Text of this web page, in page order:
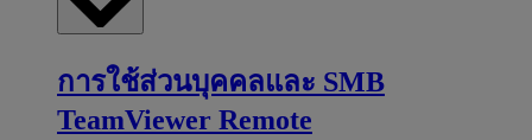
การใช้ส่วนบุคคลและ SMB
TeamViewer Remote